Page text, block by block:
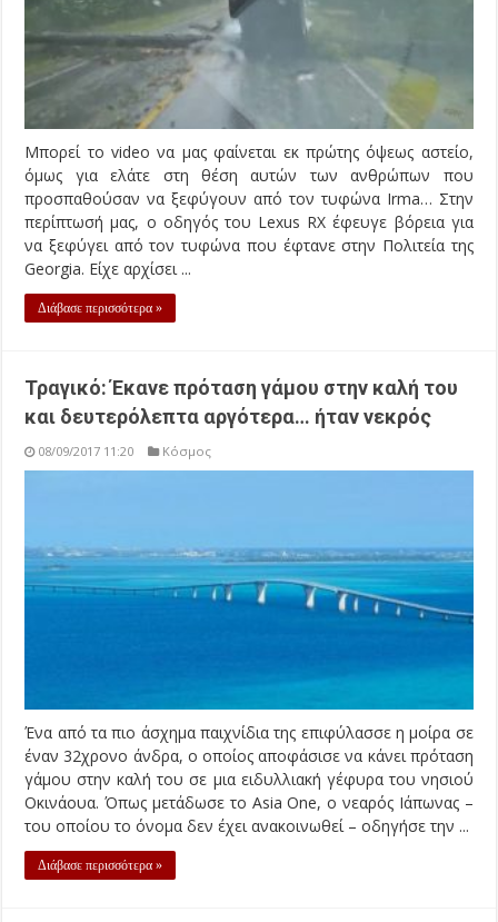
Μπορεί το video να μας φαίνεται εκ πρώτης όψεως αστείο,
όμως για ελάτε στη θέση αυτών των ανθρώπων που
προσπαθούσαν να ξεφύγουν από τον τυφώνα Irma… Στην
περίπτωσή μας, ο οδηγός του Lexus RX έφευγε βόρεια για
να ξεφύγει από τον τυφώνα που έφτανε στην Πολιτεία της
Georgia. Είχε αρχίσει ...
Διάβασε περισσότερα »
Τραγικό: Έκανε πρόταση γάμου στην καλή του
και δευτερόλεπτα αργότερα… ήταν νεκρός
08/09/2017 11:20 Κόσμος
Ένα από τα πιο άσχημα παιχνίδια της επιφύλασσε η μοίρα σε
έναν 32χρονο άνδρα, ο οποίος αποφάσισε να κάνει πρόταση
γάμου στην καλή του σε μια ειδυλλιακή γέφυρα του νησιού
Οκινάουα. Όπως μετάδωσε το Asia One, ο νεαρός Ιάπωνας –
του οποίου το όνομα δεν έχει ανακοινωθεί – οδηγήσε την ...
Διάβασε περισσότερα »